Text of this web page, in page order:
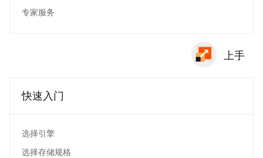
专家服务
上手
快速入门
选择引擎
选择存储规格